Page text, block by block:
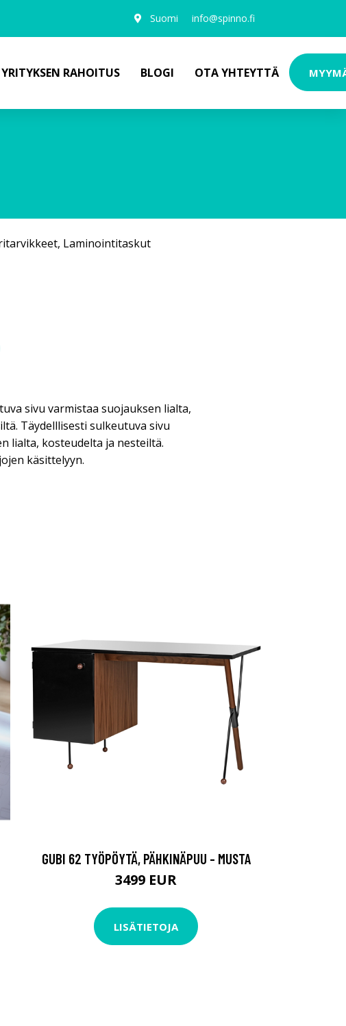
Suomi info@spinno.fi
YRITYKSEN RAHOITUS BLOGI OTA YHTEYTTÄ
, Laminointitaskut
sivu varmistaa suojauksen lialta,
Täydelllisesti sulkeutuva sivu
lialta, kosteudelta ja nesteiltä.
käsittelyyn.
GUBI 62 TYÖPÖYTÄ, PÄHKINÄPUU - MUSTA
3499 EUR
LISÄTIETOJA